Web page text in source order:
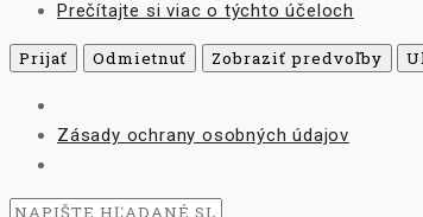
Prečítajte si viac o týchto účeloch
Prijať Odmietnuť Zobraziť predvoľby
Zásady ochrany osobných údajov